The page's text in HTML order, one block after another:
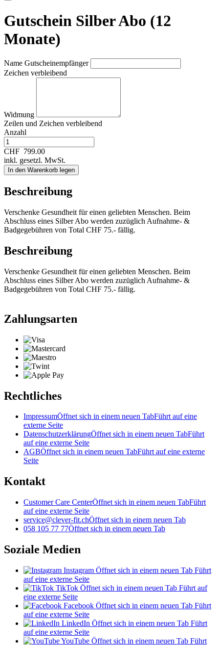
Gutschein Silber Abo (12
Monate)
Name Gutscheinempfänger
Zeichen verbleibend
Widmung
Zeilen und Zeichen verbleibend
Anzahl
CHF 799.00
inkl. gesetzl. MwSt.
In den Warenkorb legen
Beschreibung
Verschenke Gesundheit für einen geliebten Menschen. Beim
Abschluss eines Silber Abo werden zuzüglich Aufnahme- &
Badgegebühren von Total CHF 75.- fällig.
Beschreibung
Verschenke Gesundheit für einen geliebten Menschen. Beim
Abschluss eines Silber Abo werden zuzüglich Aufnahme- &
Badgegebühren von Total CHF 75.- fällig.
Zahlungsarten
Rechtliches
ImpressumÖffnet sich in einem neuen TabFührt auf eine
externe Seite
DatenschutzerklärungÖffnet sich in einem neuen TabFührt
auf eine externe Seite
AGBÖffnet sich in einem neuen TabFührt auf eine externe
Seite
Kontakt
Customer Care CenterÖffnet sich in einem neuen TabFührt
auf eine externe Seite
service@clever-fit.chÖffnet sich in einem neuen Tab
058 105 77 77Öffnet sich in einem neuen Tab
Soziale Medien
Instagram Öffnet sich in einem neuen Tab Führt
auf eine externe Seite
TikTok Öffnet sich in einem neuen Tab Führt auf
eine externe Seite
Facebook Öffnet sich in einem neuen Tab Führt
auf eine externe Seite
LinkedIn Öffnet sich in einem neuen Tab Führt
auf eine externe Seite
YouTube Öffnet sich in einem neuen Tab Führt